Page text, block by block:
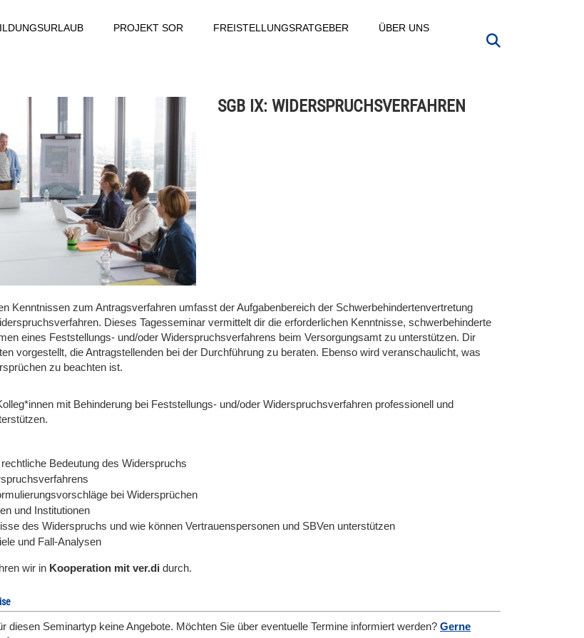
PROJEKT SOR FREISTELLUNGSRATGEBER ÜBER UNS
SGB IX: WIDERSPRUCHSVERFAHREN
Kenntnissen zum Antragsverfahren umfasst der Aufgabenbereich der Schwerbehindertenvertretung
Dieses Tagesseminar vermittelt dir die erforderlichen Kenntnisse, schwerbehinderte
eines Feststellungs- und/oder Widerspruchsverfahrens beim Versorgungsamt zu unterstützen. Dir
vorgestellt, die Antragstellenden bei der Durchführung zu beraten. Ebenso wird veranschaulicht, was
zu beachten ist.
mit Behinderung bei Feststellungs- und/oder Widerspruchsverfahren professionell und
Bedeutung des Widerspruchs
bei Widersprüchen
und Institutionen
des Widerspruchs und wie können Vertrauenspersonen und SBVen unterstützen
und Fall-Analysen
wir in Kooperation mit ver.di durch.
diesen Seminartyp keine Angebote. Möchten Sie über eventuelle Termine informiert werden? Gerne